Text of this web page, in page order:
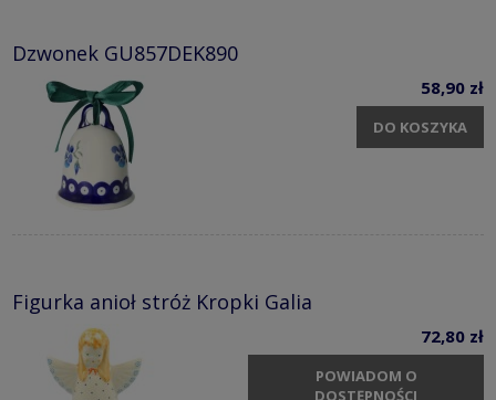
Dzwonek GU857DEK890
58,90 zł
DO KOSZYKA
Figurka anioł stróż Kropki Galia
72,80 zł
POWIADOM O
DOSTĘPNOŚCI